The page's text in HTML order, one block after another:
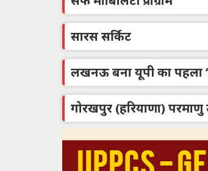
सारस सर्किट
लखनऊ बना यूपी का पहला
गोरखपुर (हरियाणा) परमाणु